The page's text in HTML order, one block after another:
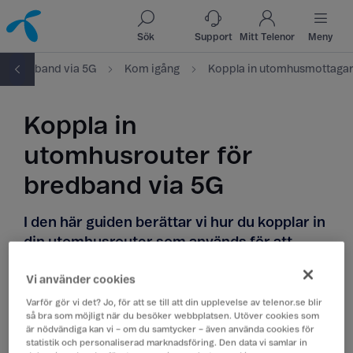
Till innehåll
Till sök
Sök Support Mitt Telenor Meny
Bredband via 5G Kom igång Koppla in
Koppla in
utomhusrouter för
bredband via 5G
I den här guiden berättar vi hur du kopplar in
din utomhusrouter som används för att
Du får bäst support och hjälp om du
använder routern du får av oss - Telenor Wifi
Router i4882. Om du vill använda en annan
router än den du får låna av oss behöver du
Vi använder cookies
Varför gör vi det? Jo, för att se till att din upplevelse av telenor.se blir
så bra som möjligt när du besöker webbplatsen. Utöver cookies som
är nödvändiga kan vi – om du samtycker – även använda cookies för
statistik och personaliserad marknadsföring. Den data vi samlar in